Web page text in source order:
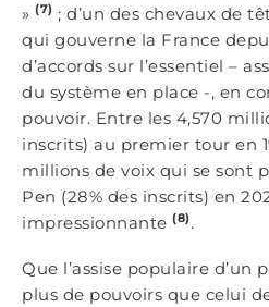
» (7) ; d’un des chevaux de
qui gouverne la France
d’accords sur l’essentiel –
du système en place -, en
pouvoir. Entre les 4,570
inscrits) au premier tour en
millions de voix qui se sont
Pen (28% des inscrits) en
impressionnante (8) .
Que l’assise populaire d’un
plus de pouvoirs que celui